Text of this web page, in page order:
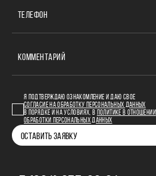
ТЕЛЕФОН
КОММЕНТАРИЙ
Я ПОДТВЕРЖДАЮ ОЗНАКОМЛЕНИЕ И ДАЮ СВОЕ
СОГЛАСИЕ НА ОБРАБОТКУ ПЕРСОНАЛЬНЫХ ДАННЫХ
В ПОРЯДКЕ И НА УСЛОВИЯХ, В
ПОЛИТИКЕ В ОТНОШЕНИИ
ОБРАБОТКИ ПЕРСОНАЛЬНЫХ ДАННЫХ
ОСТАВИТЬ ЗАЯВКУ